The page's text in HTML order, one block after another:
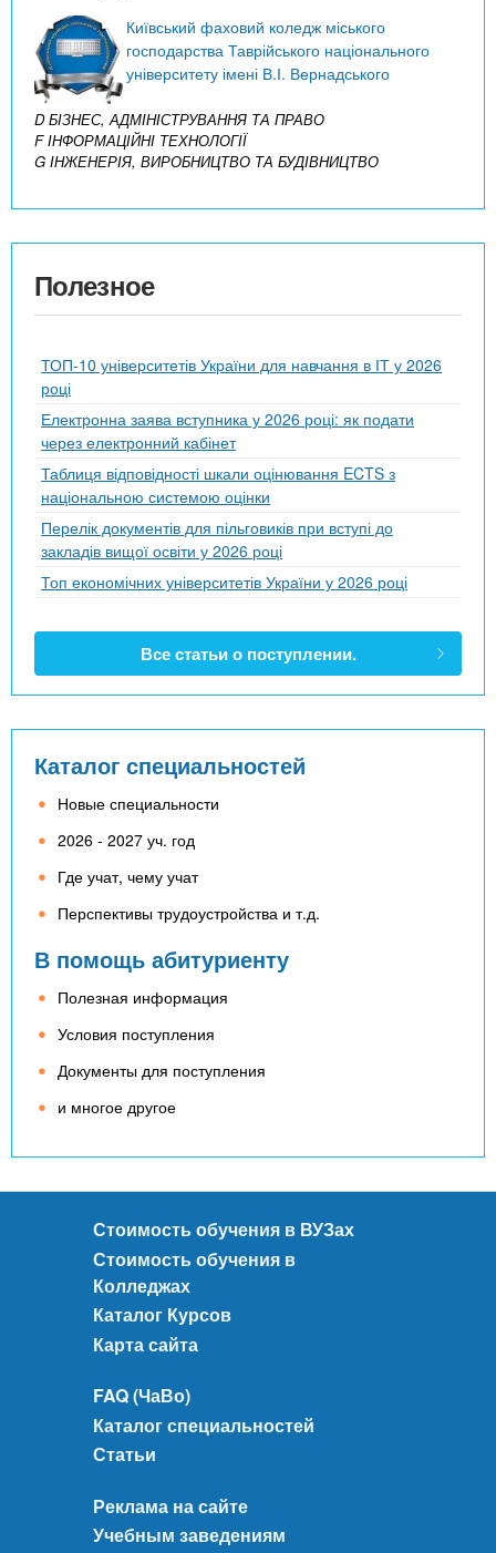
Київський фаховий коледж міського
господарства Таврійського національного
університету імені В.І. Вернадського
D БІЗНЕС, АДМІНІСТРУВАННЯ ТА ПРАВО
F ІНФОРМАЦІЙНІ ТЕХНОЛОГІЇ
G ІНЖЕНЕРІЯ, ВИРОБНИЦТВО ТА БУДІВНИЦТВО
Полезное
ТОП-10 університетів України для навчання в ІТ у 2026
році
Електронна заява вступника у 2026 році: як подати
через електронний кабінет
Таблиця відповідності шкали оцінювання ECTS з
національною системою оцінки
Перелік документів для пільговиків при вступі до
закладів вищої освіти у 2026 році
Топ економічних університетів України у 2026 році
Все статьи о поступлении.
Каталог специальностей
Новые специальности
2026 - 2027 уч. год
Где учат, чему учат
Перспективы трудоустройства и т.д.
В помощь абитуриенту
Полезная информация
Условия поступления
Документы для поступления
и многое другое
Стоимость обучения в ВУЗах
Стоимость обучения в
Колледжах
Каталог Курсов
Карта сайта
FAQ (ЧаВо)
Каталог специальностей
Статьи
Реклама на сайте
Учебным заведениям